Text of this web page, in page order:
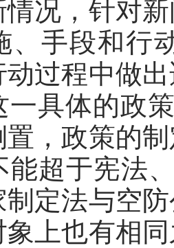
情况，针对
、手段和行
过程中做
具体的政
，政策的
能超于宪法
制定法与空
上也有相